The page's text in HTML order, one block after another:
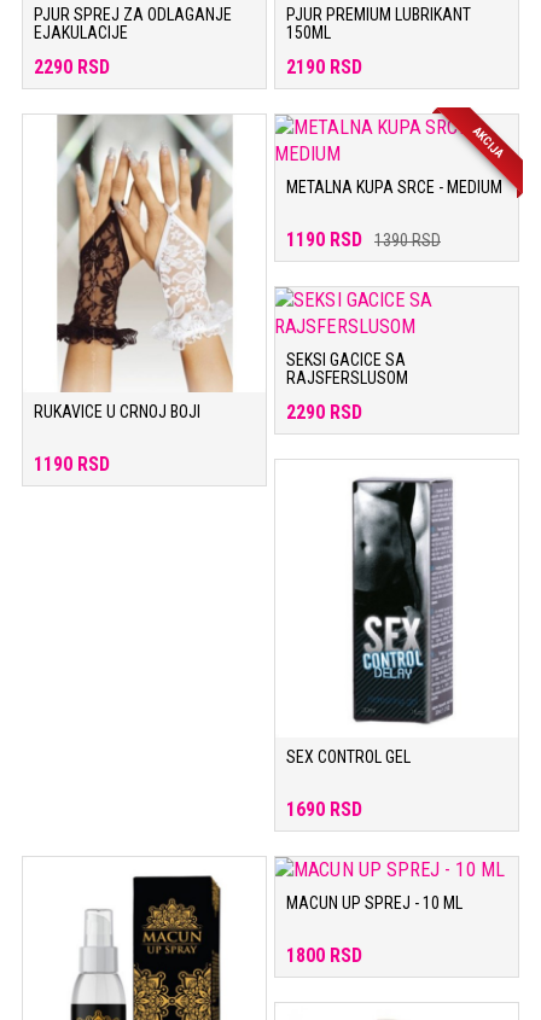
PJUR SPREJ ZA ODLAGANJE
EJAKULACIJE
2290 RSD
PJUR PREMIUM LUBRIKANT
150ML
2190 RSD
RUKAVICE U CRNOJ BOJI
1190 RSD
AKCIJA
METALNA KUPA SRCE - MEDIUM
1190 RSD 1390 RSD
SEKSI GACICE SA
RAJSFERSLUSOM
2290 RSD
SEX CONTROL GEL
1690 RSD
MACUN UP SPREJ - 10 ML
1800 RSD